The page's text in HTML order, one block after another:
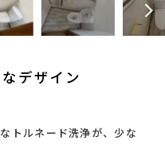
デザイン
トルネード洗浄が、少な